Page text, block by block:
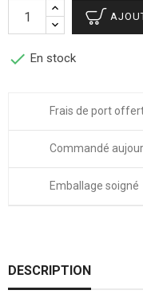
 En stock
Frais de port
Commandé
Emballage soigné
DESCRIPTION